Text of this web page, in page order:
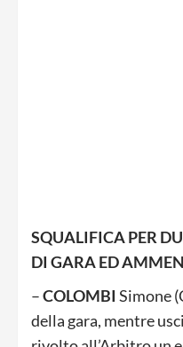
SQUALIFICA PER
DI GARA ED
–COLOMBI Simone
della gara, mentre